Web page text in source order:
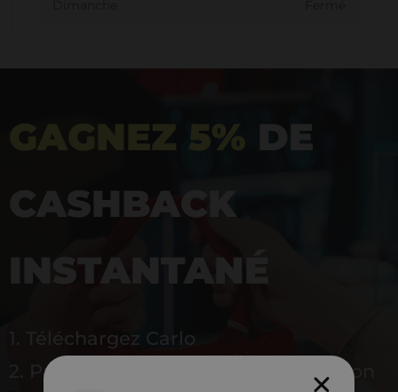
GAGNEZ 5% DE
CASHBACK
INSTANTANÉ
1. Téléchargez Carlo
2. Payez en magasin avec l’application